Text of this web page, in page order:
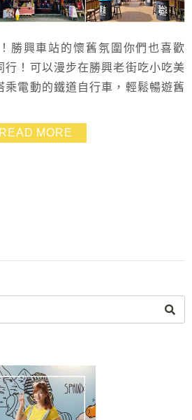
勝興車站的懷舊氛圍你們也喜歡
行！可以漫步在勝興老街吃小吃美
乘電動的鐵道自行車，輕鬆暢遊舊
小朋友會很驚喜～而且也超適合拍
懷舊車站主題十分契合，馬上收藏
READ MORE